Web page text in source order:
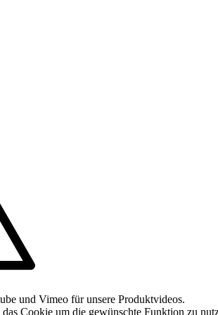
und Vimeo für unsere Produktvideos.
Cookie um die gewünschte Funktion zu